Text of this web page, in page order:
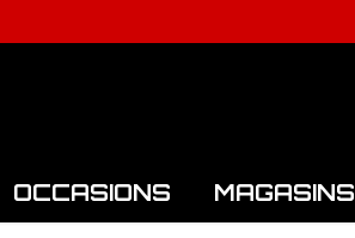
OCCASIONS MAGASINS